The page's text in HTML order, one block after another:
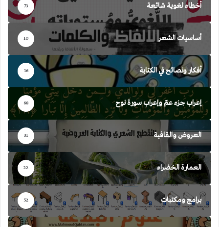
أخطاء لغوية شائعة 73
أساسيات الشعر 10
أفكار ونصائح في الكتابة 16
إعراب جزء عمّ وإعراب سورة نوح 68
العروض والقافية 31
العمارة الخضراء 22
برامج ومكتبات 52